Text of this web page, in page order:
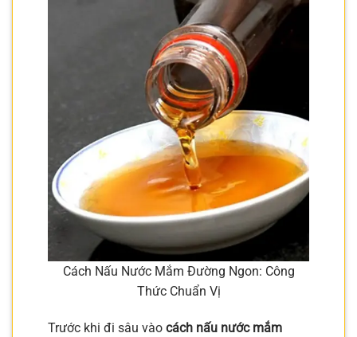
Cách Nấu Nước Mắm Đường Ngon: Công
Thức Chuẩn Vị
Trước khi đi sâu vào cách nấu nước mắm